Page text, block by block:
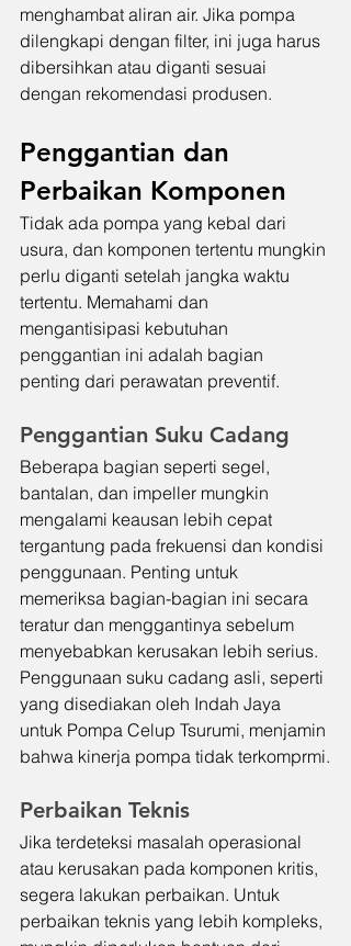
menghambat aliran air. Jika pompa
dilengkapi dengan filter, ini juga harus
dibersihkan atau diganti sesuai
dengan rekomendasi produsen.
Penggantian dan
Perbaikan Komponen
Tidak ada pompa yang kebal dari
usura, dan komponen tertentu mungkin
perlu diganti setelah jangka waktu
tertentu. Memahami dan
mengantisipasi kebutuhan
penggantian ini adalah bagian
penting dari perawatan preventif.
Penggantian Suku Cadang
Beberapa bagian seperti segel,
bantalan, dan impeller mungkin
mengalami keausan lebih cepat
tergantung pada frekuensi dan kondisi
penggunaan. Penting untuk
memeriksa bagian-bagian ini secara
teratur dan menggantinya sebelum
menyebabkan kerusakan lebih serius.
Penggunaan suku cadang asli, seperti
yang disediakan oleh Indah Jaya
untuk Pompa Celup Tsurumi, menjamin
bahwa kinerja pompa tidak terkomprmi.
Perbaikan Teknis
Jika terdeteksi masalah operasional
atau kerusakan pada komponen kritis,
segera lakukan perbaikan. Untuk
perbaikan teknis yang lebih kompleks,